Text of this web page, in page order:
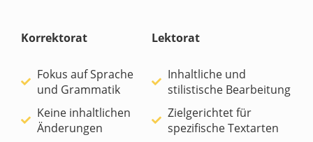
Korrektorat
Fokus auf Sprache
und Grammatik
Keine inhaltlichen
Änderungen
Lektorat
Inhaltliche und
stilistische Bearbeitung
Zielgerichtet für
spezifische Textarten